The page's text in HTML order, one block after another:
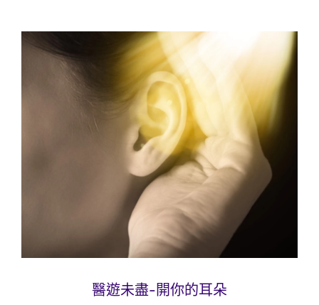
醫遊未盡-開你的耳朵